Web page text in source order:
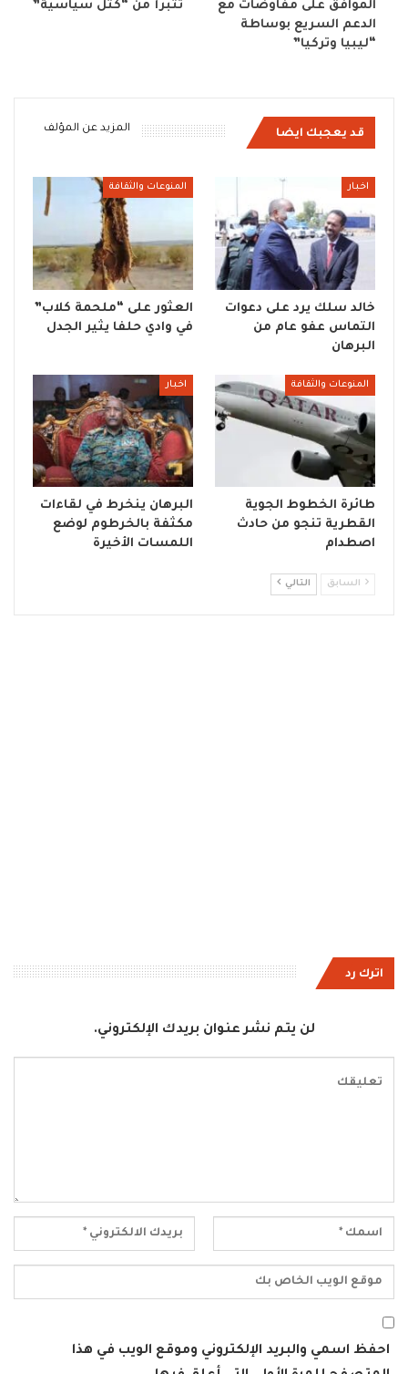
الموافق على مفاوضات مع
الدعم السريع بوساطة
“ليبيا وتركيا”
تتبرأ من “كُتل سياسية”
قد يعجبك ايضا المزيد عن المؤلف
اخبار
خالد سلك يرد على دعوات
التماس عفو عام من
البرهان
المنوعات والثقافة
العثور على “ملحمة كلاب”
في وادي حلفا يثير الجدل
المنوعات والثقافة
طائرة الخطوط الجوية
القطرية تنجو من حادث
اصطدام
اخبار
البرهان ينخرط في لقاءات
مكثفة بالخرطوم لوضع
اللمسات الأخيرة
السابق التالي
اترك رد
لن يتم نشر عنوان بريدك الإلكتروني.
احفظ اسمي والبريد الإلكتروني وموقع الويب في هذا